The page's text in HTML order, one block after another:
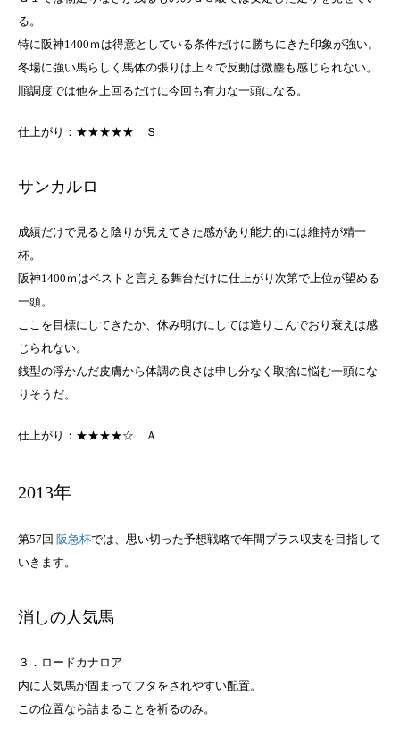
る。
特に阪神1400ｍは得意としている条件だけに勝ちにきた印象が強い。
冬場に強い馬らしく馬体の張りは上々で反動は微塵も感じられない。
順調度では他を上回るだけに今回も有力な一頭になる。
仕上がり：★★★★★ Ｓ
サンカルロ
成績だけで見ると陰りが見えてきた感があり能力的には維持が精一
杯。
阪神1400ｍはベストと言える舞台だけに仕上がり次第で上位が望める
一頭。
ここを目標にしてきたか、休み明けにしては造りこんでおり衰えは感
じられない。
銭型の浮かんだ皮膚から体調の良さは申し分なく取捨に悩む一頭にな
りそうだ。
仕上がり：★★★★☆ Ａ
2013年
第57回 阪急杯では、思い切った予想戦略で年間プラス収支を目指して
いきます。
消しの人気馬
３．ロードカナロア
内に人気馬が固まってフタをされやすい配置。
この位置なら詰まることを祈るのみ。